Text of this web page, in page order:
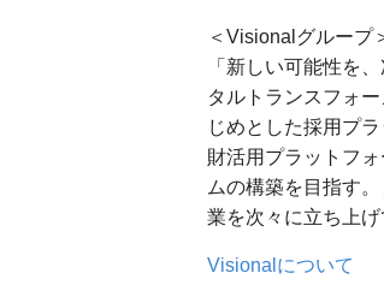
＜Visionalグループ
「新しい可能性を
タルトランスフォ
じめとした採用プ
財活用プラットフ
ムの構築を目指す
業を次々に立ち上げ
Visionalについて